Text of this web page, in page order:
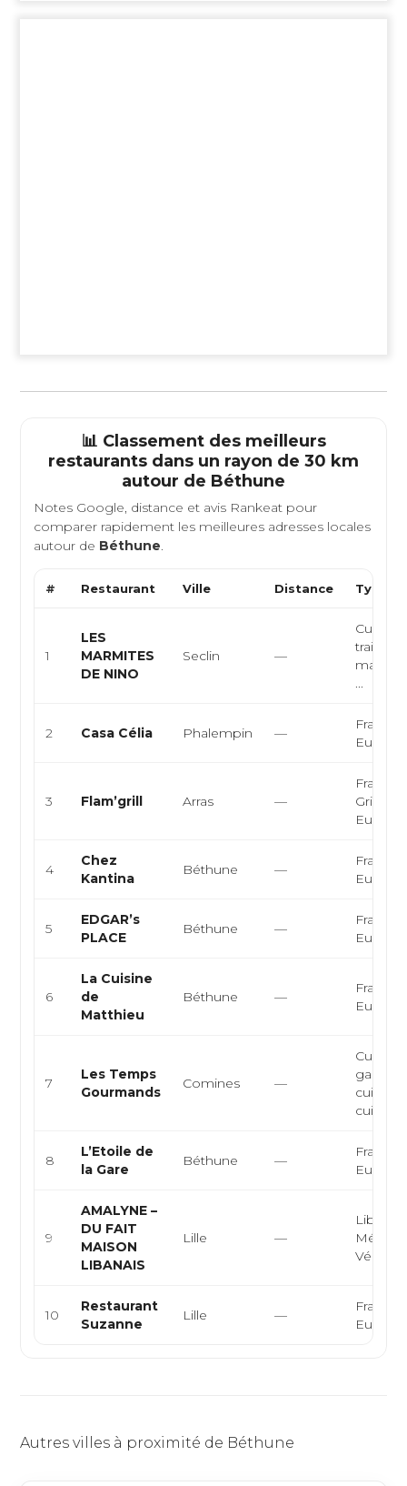
📊 Classement des meilleurs
restaurants dans un rayon de 30 km
autour de Béthune
Notes Google, distance et avis Rankeat pour
comparer rapidement les meilleures adresses locales
autour de Béthune.
# Restaurant Ville Distance Type
1
LES
MARMITES
DE NINO
Seclin —
Cuisine
traiteur,
...
2 Casa Célia Phalempin —
3 Flam’grill Arras —
4
Chez
Kantina
Béthune —
5
EDGAR’s
PLACE
Béthune —
6
La Cuisine
de
Matthieu
Béthune —
7
Les Temps
Gourmands
Comines —
Cuisine
cuisine
cuisine
8
L’Etoile de
la Gare
Béthune —
9
AMALYNE –
DU FAIT
MAISON
LIBANAIS
Lille —
10
Restaurant
Suzanne
Lille —
Autres villes à proximité de Béthune